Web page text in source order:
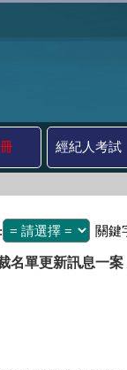
經紀人考試
關鍵
名單更新訊息一